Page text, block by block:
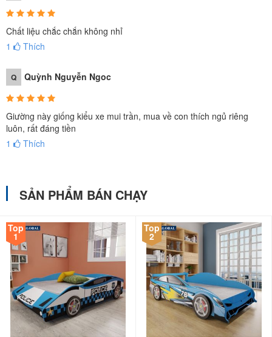
Chất liệu chắc chắn không nhỉ
1
Thích
Q Quỳnh Nguyễn Ngoc
Giường này giống kiểu xe mui trần, mua về con thích ngủ riêng
luôn, rất đáng tiền
1
Thích
SẢN PHẨM BÁN CHẠY
Top
1
Top
2